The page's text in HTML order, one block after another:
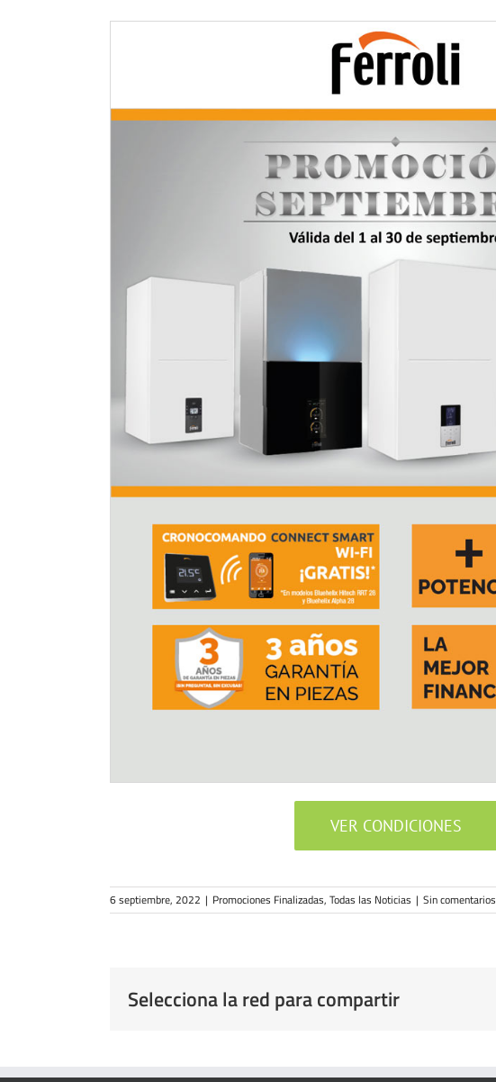
VER CONDICIONES
6 septiembre, 2022 | Promociones Finalizadas, Todas las Noticias | Sin comentarios
Selecciona la red para compartir